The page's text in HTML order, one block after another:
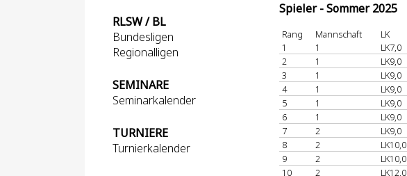
RLSW / BL
Bundesligen
Regionalligen
SEMINARE
Seminarkalender
TURNIERE
Turnierkalender
Spieler - Sommer 2025
Rang Mannschaft LK
1
1 LK7,0
2
1 LK9,0
3
1 LK9,0
4
1 LK9,0
5
1 LK9,0
6
1 LK9,0
7
2 LK9,0
8
2 LK10,0
9
2 LK10,0
10
2 LK12,0